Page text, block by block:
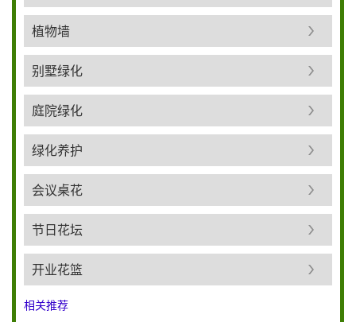
植物墙
别墅绿化
庭院绿化
绿化养护
会议桌花
节日花坛
开业花篮
相关推荐